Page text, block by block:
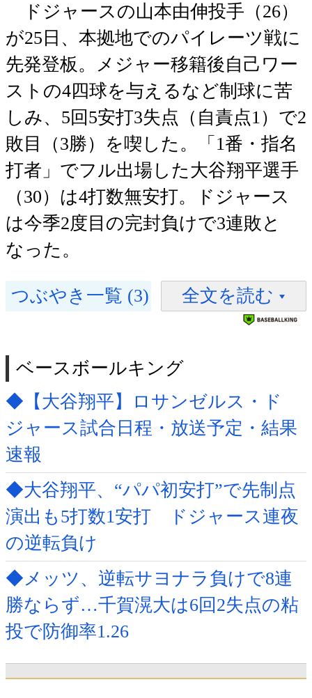
ドジャースの山本由伸投手（26）
が25日、本拠地でのパイレーツ戦に
先発登板。メジャー移籍後自己ワー
ストの4四球を与えるなど制球に苦
しみ、5回5安打3失点（自責点1）で2
敗目（3勝）を喫した。「1番・指名
打者」でフル出場した大谷翔平選手
（30）は4打数無安打。ドジャース
は今季2度目の完封負けで3連敗と
なった。
つぶやき一覧 (3) 全文を読む
ベースボールキング
◆【大谷翔平】ロサンゼルス・ド
ジャース試合日程・放送予定・結果
速報
◆大谷翔平、“パパ初安打”で先制点
演出も5打数1安打 ドジャース連夜
の逆転負け
◆メッツ、逆転サヨナラ負けで8連
勝ならず…千賀滉大は6回2失点の粘
投で防御率1.26